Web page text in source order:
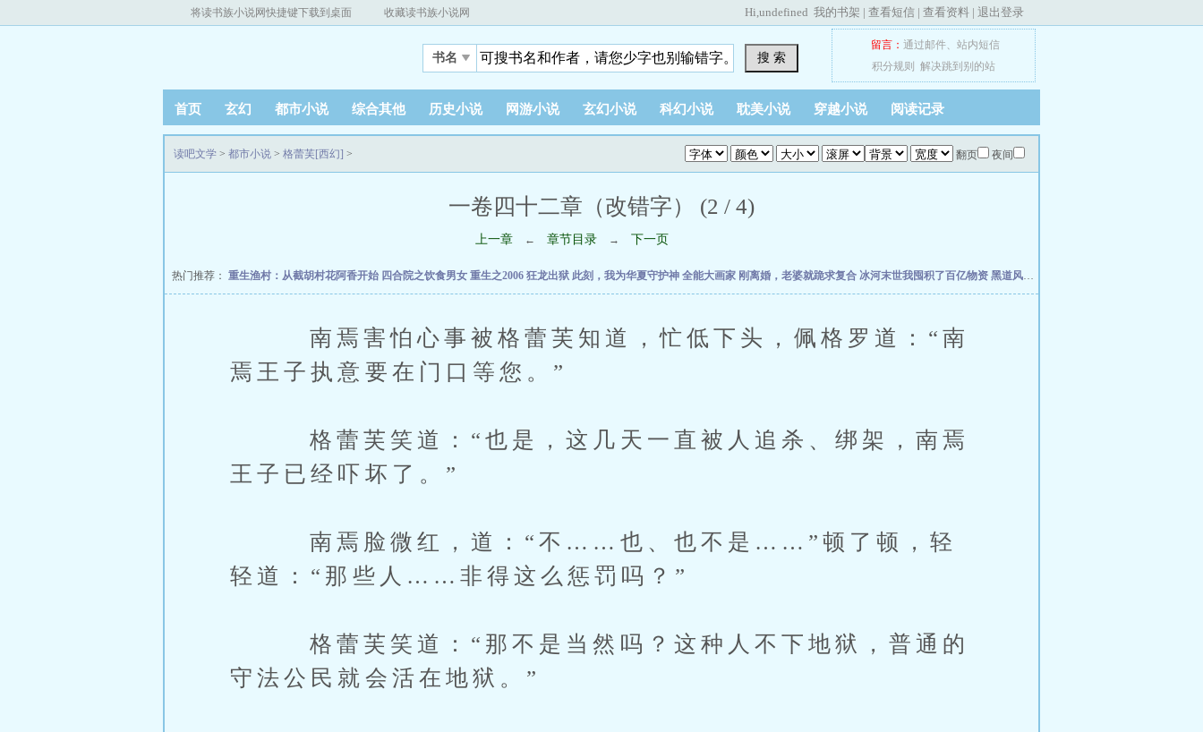
将读书族小说网快捷键下载到桌面 收藏读书族小说网 Hi,undefined 我的书架 | 查看短信 | 查看资料 | 退出登录
书名 搜 索
留言： 通过邮件、 站内短信
积分规则
解决跳到别的站
首页 玄幻 都市小说 综合其他 历史小说 网游小说 玄幻小说 科幻小说 耽美小说 穿越小说 阅读记录
翻页 夜间
读吧文学 > 都市小说 > 格蕾芙[西幻] >
一卷四十二章（改错字） (2 / 4)
上一章 ← 章节目录 → 下一页
热门推荐： 重生渔村：从截胡村花阿香开始 四合院之饮食男女 重生之2006 狂龙出狱 此刻，我为华夏守护神 全能大画家 刚离婚，老婆就跪求复合 冰河末世我囤积了百亿物资 黑道风云江湖路
南焉害怕心事被格蕾芙知道，忙低下头，佩格罗道：“南
焉王子执意要在门口等您。”
格蕾芙笑道：“也是，这几天一直被人追杀、绑架，南焉
王子已经吓坏了。”
南焉脸微红，道：“不……也、也不是……”顿了顿，轻
轻道：“那些人……非得这么惩罚吗？”
格蕾芙笑道：“那不是当然吗？这种人不下地狱，普通的
守法公民就会活在地狱。”